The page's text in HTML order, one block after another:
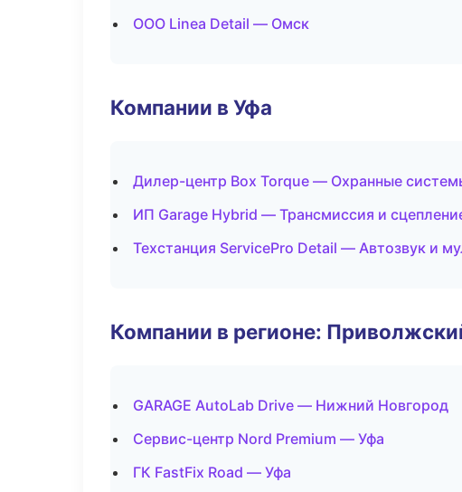
ООО Linea Detail — Омск
Компании в Уфа
Дилер-центр Box Torque — Охранные
ИП Garage Hybrid — Трансмиссия и
Техстанция ServicePro Detail — Автозвук и
Компании в регионе:
GARAGE AutoLab Drive — Нижний Новгород
Сервис-центр Nord Premium — Уфа
ГК FastFix Road — Уфа